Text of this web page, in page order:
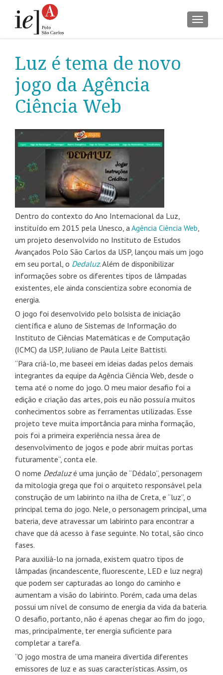
Luz é tema de novo
jogo da Agência
Ciência Web
Dentro do contexto do Ano Internacional da Luz,
instituído em 2015 pela Unesco, aAgência Ciência Web,
um projeto desenvolvido no Instituto de Estudos
Avançados Polo São Carlos da USP, lançou mais um jogo
em seu portal, o Dedaluz. Além de disponibilizar
informações sobre os diferentes tipos de lâmpadas
existentes, ele ainda conscientiza sobre economia de
energia.
O jogo foi desenvolvido pelo bolsista de iniciação
científica e aluno de Sistemas de Informação do
Instituto de Ciências Matemáticas e de Computação
(ICMC) da USP, Juliano de Paula Leite Battisti.
“Para criá-lo, me baseei em ideias dadas pelos demais
integrantes da equipe da Agência Ciência Web, desde o
tema até o nome do jogo. O meu maior desafio foi a
edição e criação das artes, pois eu não possuía muitos
conhecimentos sobre as ferramentas utilizadas. Esse
projeto teve muita importância para minha formação,
pois foi a primeira experiência nessa área de
desenvolvimento de jogos e pode abrir muitas portas
futuramente”, conta ele.
O nome Dedaluzé uma junção de “Dédalo”, personagem
da mitologia grega que foi o arquiteto responsável pela
construção de um labirinto na ilha de Creta, e “luz”, o
principal tema do jogo. Nele, o personagem principal, uma
bateria, deve atravessar um labirinto para encontrar a
chave que dá acesso à fase seguinte. No total, são cinco
fases.
Para auxiliá-lo na jornada, existem quatro tipos de
lâmpadas (incandescente, fluorescente, LED e luz negra)
que podem ser capturadas ao longo do caminho e
aumentam a visão do labirinto. Porém, cada uma delas
possui um nível de consumo de energia da vida da bateria.
O desafio, portanto, não é apenas chegar ao fim do jogo,
mas, principalmente, ter energia suficiente para
completar a tarefa.
“O jogo mostra de uma maneira divertida diferentes
emissores de luz e as suas características. Assim, os